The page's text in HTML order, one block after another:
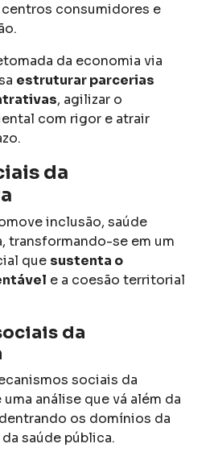
consumidores e
da economia via
estruturar parcerias
, agilizar o
com rigor e atrair
da
inclusão, saúde
transformando-se em um
que sustenta o
e a coesão territorial
da
sociais da
análise que vá além da
os domínios da
saúde pública.